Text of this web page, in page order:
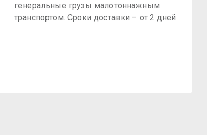
генеральные грузы малотоннажным
транспортом. Сроки доставки – от 2 дней